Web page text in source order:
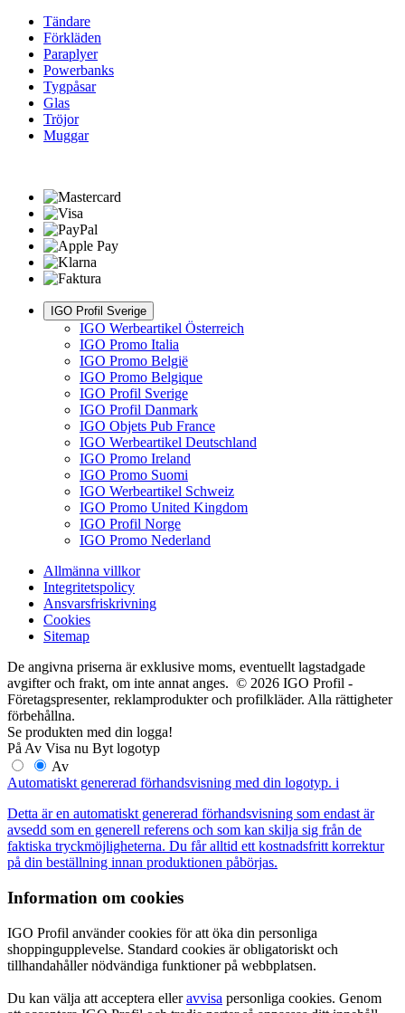
Tändare
Förkläden
Paraplyer
Powerbanks
Tygpåsar
Glas
Tröjor
Muggar
IGO Profil Sverige
IGO Werbeartikel Österreich
IGO Promo Italia
IGO Promo België
IGO Promo Belgique
IGO Profil Sverige
IGO Profil Danmark
IGO Objets Pub France
IGO Werbeartikel Deutschland
IGO Promo Ireland
IGO Promo Suomi
IGO Werbeartikel Schweiz
IGO Promo United Kingdom
IGO Profil Norge
IGO Promo Nederland
Allmänna villkor
Integritetspolicy
Ansvarsfriskrivning
Cookies
Sitemap
De angivna priserna är exklusive moms, eventuellt lagstadgade
avgifter och frakt, om inte annat anges. © 2026 IGO Profil -
Företagspresenter, reklamprodukter och profilkläder. Alla rättigheter
förbehållna.
Se produkten med din logga!
På Av Visa nu Byt logotyp
Av
Automatiskt genererad förhandsvisning med din logotyp. i
Detta är en automatiskt genererad förhandsvisning som endast är
avsedd som en generell referens och som kan skilja sig från de
faktiska tryckmöjligheterna. Du får alltid ett kostnadsfritt korrektur
på din beställning innan produktionen påbörjas.
Information om cookies
IGO Profil använder cookies för att öka din personliga
shoppingupplevelse. Standard cookies är obligatoriskt och
tillhandahåller nödvändiga funktioner på webbplatsen.
Du kan välja att acceptera elleravvisa personliga cookies. Genom